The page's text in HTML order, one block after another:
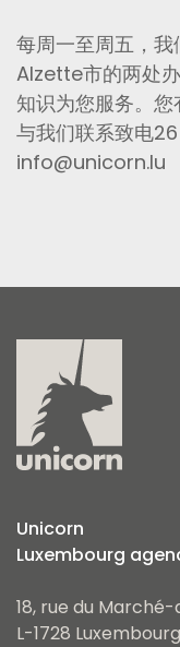
每周一至周五，
Alzette市的两处
知识为您服务。
与我们联系致电
info@unicorn.lu
Unicorn
Luxembourg
18, rue du
L-1728 Luxembourg